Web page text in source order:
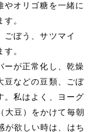
やオリゴ糖を一緒に
。
ごぼう、サツマイ
。
ーが正常化し、乾燥
豆などの豆類、ごぼ
。私はよく、ヨーグ
大豆）をかけて毎朝
が欲しい時は、はち